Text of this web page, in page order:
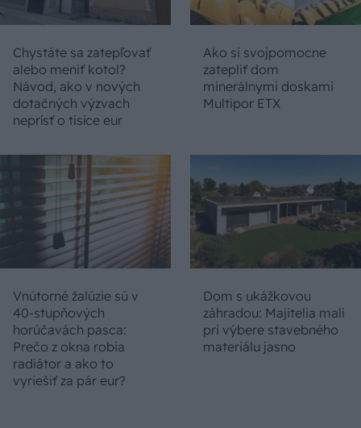
Chystáte sa zatepľovať
alebo meniť kotol?
Návod, ako v nových
dotačných výzvach
neprísť o tisíce eur
Ako si svojpomocne
zatepliť dom
minerálnymi doskami
Multipor ETX
Vnútorné žalúzie sú v
40-stupňových
horúčavách pasca:
Prečo z okna robia
radiátor a ako to
vyriešiť za pár eur?
Dom s ukážkovou
záhradou: Majitelia mali
pri výbere stavebného
materiálu jasno